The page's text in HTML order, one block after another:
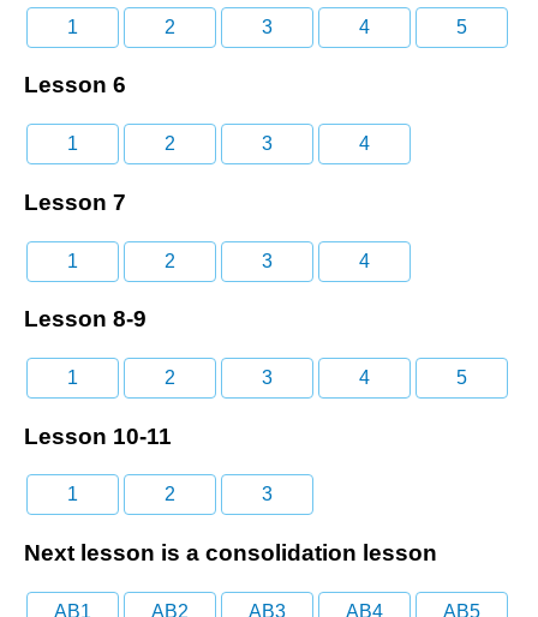
1 2 3 4 5
Lesson 6
1 2 3 4
Lesson 7
1 2 3 4
Lesson 8-9
1 2 3 4 5
Lesson 10-11
1 2 3
Next lesson is a consolidation lesson
AB1 AB2 AB3 AB4 AB5